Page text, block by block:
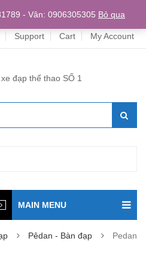
Home
Support Cart My Account
MAIN MENU
Pêdan - Bàn đạp
Pedan
- Vân: 0906305305 Bỏ qua